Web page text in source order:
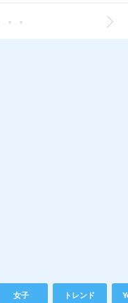
女子 トレンド